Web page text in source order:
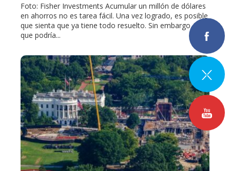
Foto: Fisher Investments Acumular un millón de dólares
en ahorros no es tarea fácil. Una vez logrado, es posible
que sienta que ya tiene todo resuelto. Sin embargo, lo
que podría...